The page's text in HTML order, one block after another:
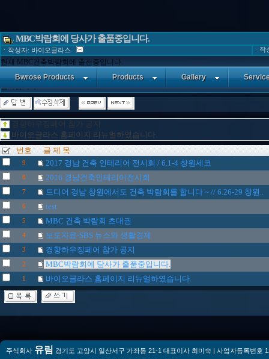
Bwrose Products Products Gallery
MBC박람회에 당사가 출품중입니다.
ㆍ작성자: 바이오글라스 ㆍ
현재 MBC건축박람회에 출전중입니다.
1월23일-27일까지 학여울역 SETEC에서 열리고 있으며 당사가 출품중이오니 많이
감사합니다.
경향하우징페어 참가 공지
바이오글라스 홈페이지 리뉴얼하였습니다.
번호 글 제 목
9 2017 경남 건축 인테리어 전시회 / 6.1-4 창원세코
8 2016 경남건축인테리어전시회
7 드디어 경남 창원에서도 건축 박람회를 합니다 ~ // 6.26-29 창원..
6 test
5 MBC 건축 박람회 초대권
4 보도자료-SBS 뉴스와 생활경제
3 경향하우징페어 참가 공지
2 MBC박람회에 당사가 출품중입니다.
1 바이오글라스 홈페이지 리뉴얼하였습니다.
주식회사 유림 경기도 고양시 일산서구 가좌동 21-1 대표이사 최미숙 | 사업자등록번호